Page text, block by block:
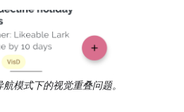
模式下的视觉重叠问题。